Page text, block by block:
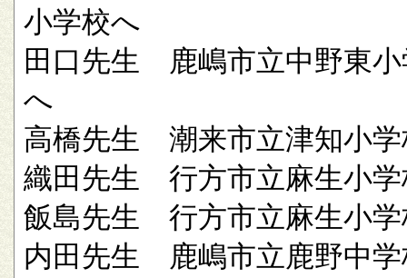
小学校へ
田口先生 鹿嶋市立中野東小
へ
高橋先生 潮来市立津知小学
織田先生 行方市立麻生小学
飯島先生 行方市立麻生小学
内田先生 鹿嶋市立鹿野中学